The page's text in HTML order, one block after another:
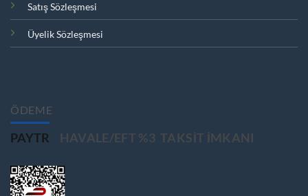
Satış Sözleşmesi
Üyelik Sözleşmesi
ÖDEME
PAYTR HAVALE/EFT %3 TAKSIT IMKANI